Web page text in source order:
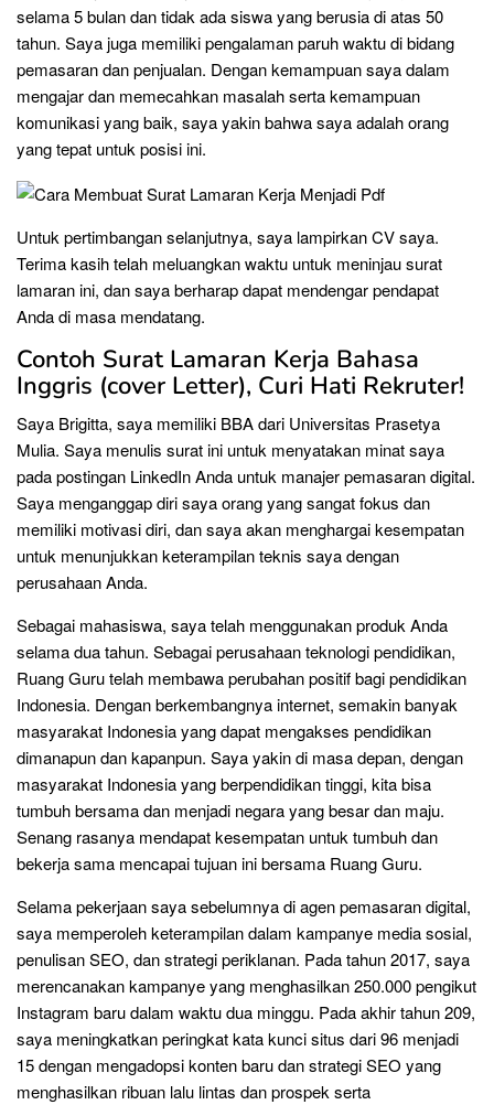
selama 5 bulan dan tidak ada siswa yang berusia di atas 50
tahun. Saya juga memiliki pengalaman paruh waktu di bidang
pemasaran dan penjualan. Dengan kemampuan saya dalam
mengajar dan memecahkan masalah serta kemampuan
komunikasi yang baik, saya yakin bahwa saya adalah orang
yang tepat untuk posisi ini.
Untuk pertimbangan selanjutnya, saya lampirkan CV saya.
Terima kasih telah meluangkan waktu untuk meninjau surat
lamaran ini, dan saya berharap dapat mendengar pendapat
Anda di masa mendatang.
Contoh Surat Lamaran Kerja Bahasa
Inggris (cover Letter), Curi Hati Rekruter!
Saya Brigitta, saya memiliki BBA dari Universitas Prasetya
Mulia. Saya menulis surat ini untuk menyatakan minat saya
pada postingan LinkedIn Anda untuk manajer pemasaran digital.
Saya menganggap diri saya orang yang sangat fokus dan
memiliki motivasi diri, dan saya akan menghargai kesempatan
untuk menunjukkan keterampilan teknis saya dengan
perusahaan Anda.
Sebagai mahasiswa, saya telah menggunakan produk Anda
selama dua tahun. Sebagai perusahaan teknologi pendidikan,
Ruang Guru telah membawa perubahan positif bagi pendidikan
Indonesia. Dengan berkembangnya internet, semakin banyak
masyarakat Indonesia yang dapat mengakses pendidikan
dimanapun dan kapanpun. Saya yakin di masa depan, dengan
masyarakat Indonesia yang berpendidikan tinggi, kita bisa
tumbuh bersama dan menjadi negara yang besar dan maju.
Senang rasanya mendapat kesempatan untuk tumbuh dan
bekerja sama mencapai tujuan ini bersama Ruang Guru.
Selama pekerjaan saya sebelumnya di agen pemasaran digital,
saya memperoleh keterampilan dalam kampanye media sosial,
penulisan SEO, dan strategi periklanan. Pada tahun 2017, saya
merencanakan kampanye yang menghasilkan 250.000 pengikut
Instagram baru dalam waktu dua minggu. Pada akhir tahun 209,
saya meningkatkan peringkat kata kunci situs dari 96 menjadi
15 dengan mengadopsi konten baru dan strategi SEO yang
menghasilkan ribuan lalu lintas dan prospek serta